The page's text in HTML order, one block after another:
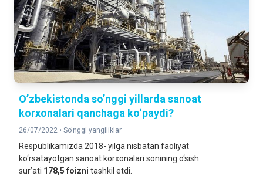
O’zbekistonda so’nggi yillarda sanoat
korxonalari qanchaga ko‘paydi?
26/07/2022 • So'nggi yangiliklar
Respublikamizda 2018- yilga nisbatan faoliyat
ko‘rsatayotgan sanoat korxonalari sonining o‘sish
sur’ati 178,5 foizni tashkil etdi.